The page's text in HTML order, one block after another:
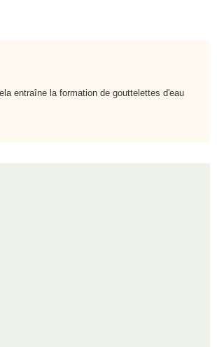
entraîne la formation de gouttelettes d'eau